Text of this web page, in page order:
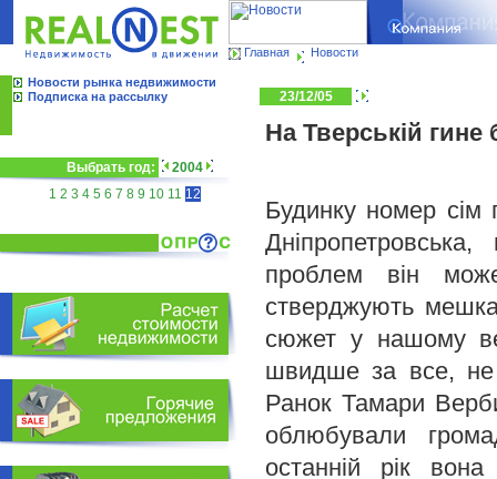
Главная Новости
Новости рынка недвижимости
Подписка на рассылку
Выбрать год:
2004
1 2 3 4 5 6 7 8 9 10 11 12
23/12/05
На Тверській гине
Будинку номер сім
проблем він
стверджують
сюжет у нашому
швидше за все, не
Ранок Тамари
облюбували
останній рік